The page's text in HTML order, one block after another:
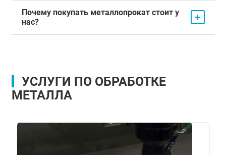
Почему покупать металлопрокат стоит у
нас?
+
УСЛУГИ ПО ОБРАБОТКЕ
МЕТАЛЛА